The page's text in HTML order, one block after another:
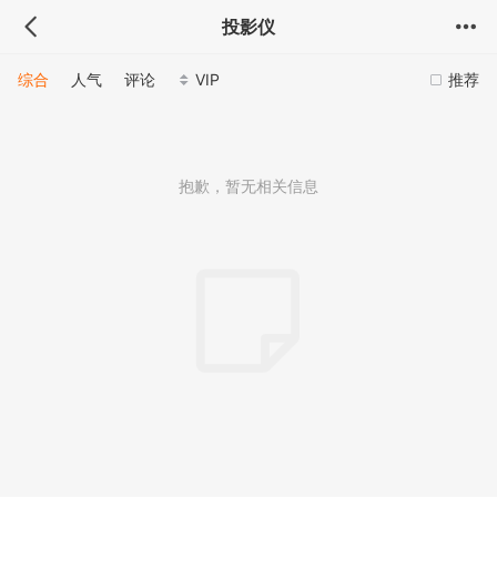
投影仪
推荐
综合 人气 评论 VIP
抱歉，暂无相关信息